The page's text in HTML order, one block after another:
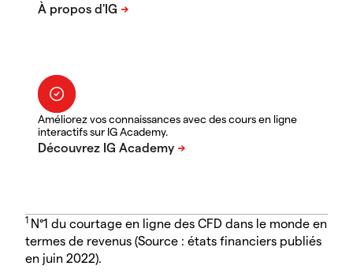
Améliorez vos connaissances avec des cours en ligne
interactifs sur IG Academy.
1 N°1 du courtage en ligne des CFD dans le monde en
termes de revenus (Source : états financiers publiés
en juin 2022).